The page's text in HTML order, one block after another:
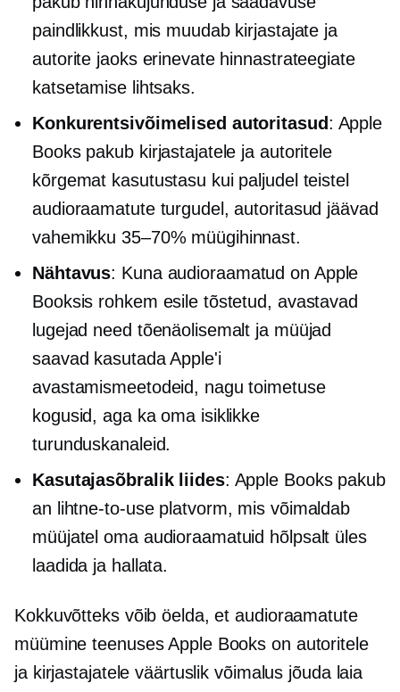
paindlikkust, mis muudab kirjastajate ja
autorite jaoks erinevate hinnastrateegiate
katsetamise lihtsaks.
Konkurentsivõimelised autoritasud: Apple
Books pakub kirjastajatele ja autoritele
kõrgemat kasutustasu kui paljudel teistel
audioraamatute turgudel, autoritasud jäävad
vahemikku 35–70% müügihinnast.
Nähtavus: Kuna audioraamatud on Apple
Booksis rohkem esile tõstetud, avastavad
lugejad need tõenäolisemalt ja müüjad
saavad kasutada Apple'i
avastamismeetodeid, nagu toimetuse
kogusid, aga ka oma isiklikke
turunduskanaleid.
Kasutajasõbralikliides: Apple Books pakub
an lihtne-to-useplatvorm, mis võimaldab
müüjatel oma audioraamatuid hõlpsalt üles
laadida ja hallata.
Kokkuvõtteks võib öelda, et audioraamatute
müümine teenuses Apple Books on autoritele
ja kirjastajatele väärtuslik võimalus jõuda laia